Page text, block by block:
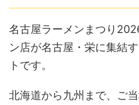
名古屋ラーメンまつり
ン店が名古屋・栄に集結
トです。
北海道から九州まで、ご